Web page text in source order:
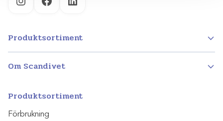
InstagramFacebookLinkedIn
Produktsortiment
Om Scandivet
Produktsortiment
Förbrukning